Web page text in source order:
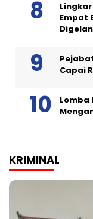
Empat
Capai
Lomba
KRIMINAL